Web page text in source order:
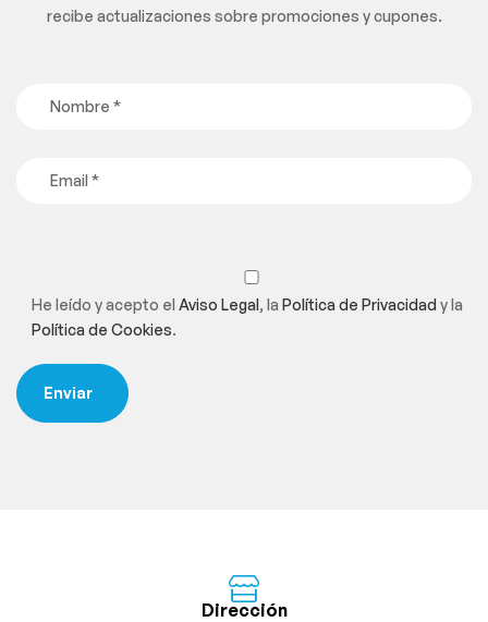
recibe actualizaciones sobre promociones y cupones.
He leído y acepto el Aviso Legal, la Política de Privacidady la
Política de Cookies.
Dirección